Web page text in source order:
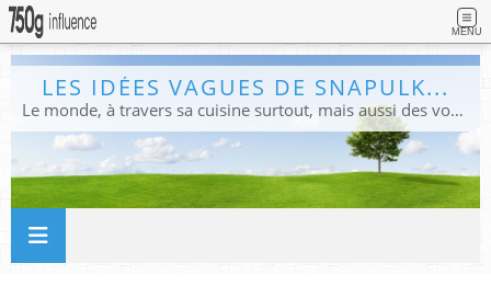
MENU
LES IDÉES VAGUES DE SNAPULK...
Le monde, à travers sa cuisine surtout, mais aussi des voyages, et des idées.